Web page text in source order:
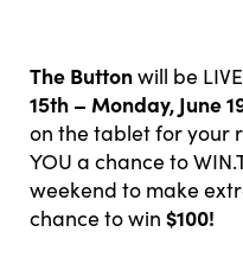
The Buttonwill be
15th – Monday, June
on the tablet for your
YOU a chance to
weekend to make
chance to win $100!